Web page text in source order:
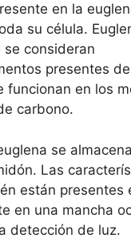
en la
su célula.
se consideran
presentes
funcionan en los
carbono.
se
Las
están presentes
en una mancha
detección de luz.